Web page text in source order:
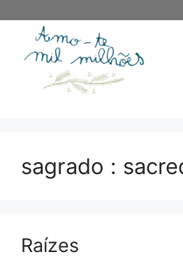
conteúdo
sagrado :
Raízes